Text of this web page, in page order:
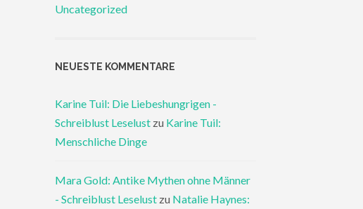
Uncategorized
NEUESTE KOMMENTARE
Karine Tuil: Die Liebeshungrigen -
Schreiblust Leselust zu Karine Tuil:
Menschliche Dinge
Mara Gold: Antike Mythen ohne Männer
- Schreiblust Leselust zu Natalie Haynes: